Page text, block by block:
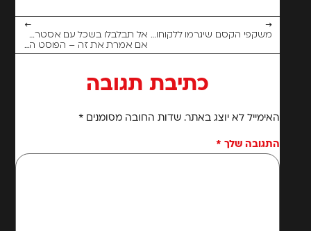
→
משקפי הקסם שיגרמו ללקוחות לראות את העסק שלך ברור ומדויק!
←
אל תבלבלו בשכל עם אסטרטגיות וטקטיקות, תביאו תכל'ס! –
אם אמרת את זה – הפוסט הזה הוא בשבילך.
כתיבת תגובה
האימייל לא יוצג באתר. שדות החובה מסומנים *
התגובה שלך *